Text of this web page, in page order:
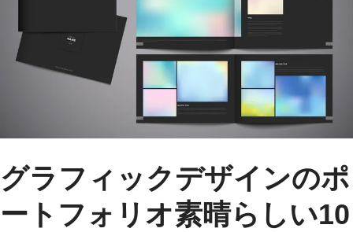
グラフィックデザインのポ
ートフォリオ素晴らしい10